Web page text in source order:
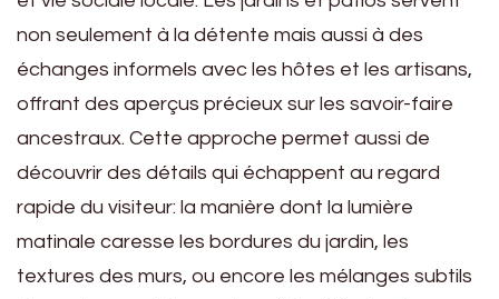
non seulement à la détente mais aussi à des
échanges informels avec les hôtes et les artisans,
offrant des aperçus précieux sur les savoir-faire
ancestraux. Cette approche permet aussi de
découvrir des détails qui échappent au regard
rapide du visiteur: la manière dont la lumière
matinale caresse les bordures du jardin, les
textures des murs, ou encore les mélanges subtils